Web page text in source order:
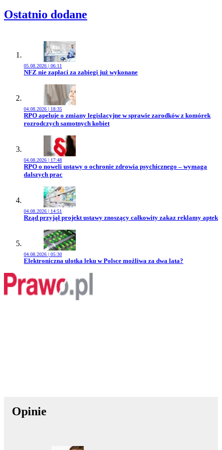
Ostatnio dodane
05.08.2026 | 06:11
Przejdź do artykułu:
NFZ nie zapłaci za zabiegi już wykonane
04.08.2026 | 18:35
Przejdź do artykułu:
RPO apeluje o zmiany legislacyjne w sprawie zarodków z komórek
rozrodczych samotnych kobiet
04.08.2026 | 17:48
Przejdź do artykułu:
RPO o noweli ustawy o ochronie zdrowia psychicznego – wymaga
dalszych prac
04.08.2026 | 14:51
Przejdź do artykułu:
Rząd przyjął projekt ustawy znoszący całkowity zakaz reklamy aptek
04.08.2026 | 05:30
Przejdź do artykułu:
Elektroniczna ulotka leku w Polsce możliwa za dwa lata?
Opinie